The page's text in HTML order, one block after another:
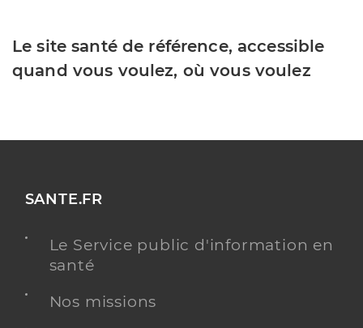
Le site santé de référence, accessible
quand vous voulez, où vous voulez
SANTE.FR
Le Service public d'information en
santé
Nos missions